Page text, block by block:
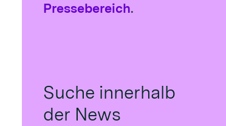
Pressebereich.
Suche innerhalb
der News